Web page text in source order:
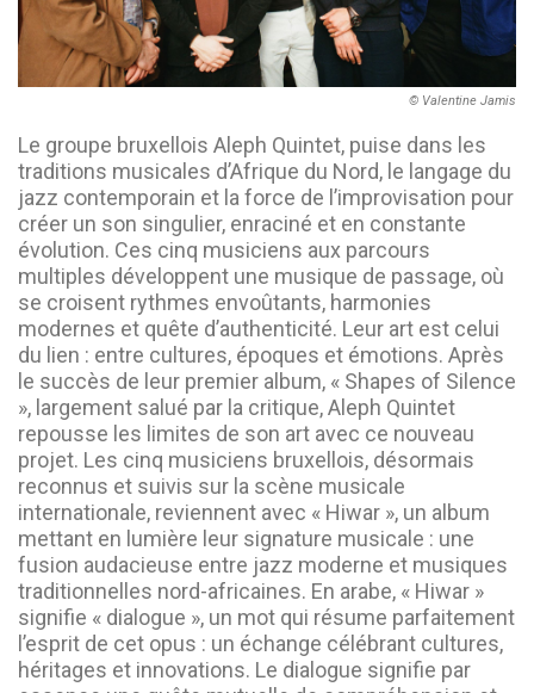
© Valentine Jamis
Le groupe bruxellois Aleph Quintet, puise dans les
traditions musicales d’Afrique du Nord, le langage du
jazz contemporain et la force de l’improvisation pour
créer un son singulier, enraciné et en constante
évolution. Ces cinq musiciens aux parcours
multiples développent une musique de passage, où
se croisent rythmes envoûtants, harmonies
modernes et quête d’authenticité. Leur art est celui
du lien : entre cultures, époques et émotions. Après
le succès de leur premier album, « Shapes of Silence
», largement salué par la critique, Aleph Quintet
repousse les limites de son art avec ce nouveau
projet. Les cinq musiciens bruxellois, désormais
reconnus et suivis sur la scène musicale
internationale, reviennent avec « Hiwar », un album
mettant en lumière leur signature musicale : une
fusion audacieuse entre jazz moderne et musiques
traditionnelles nord-africaines. En arabe, « Hiwar »
signifie « dialogue », un mot qui résume parfaitement
l’esprit de cet opus : un échange célébrant cultures,
héritages et innovations. Le dialogue signifie par